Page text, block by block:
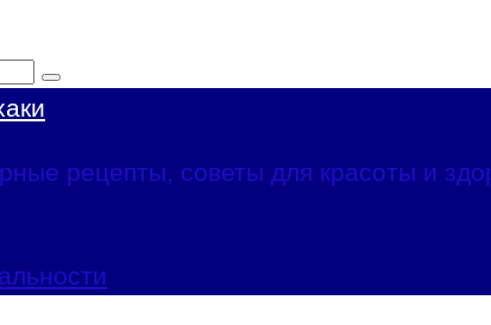
рецепты, советы для красоты и